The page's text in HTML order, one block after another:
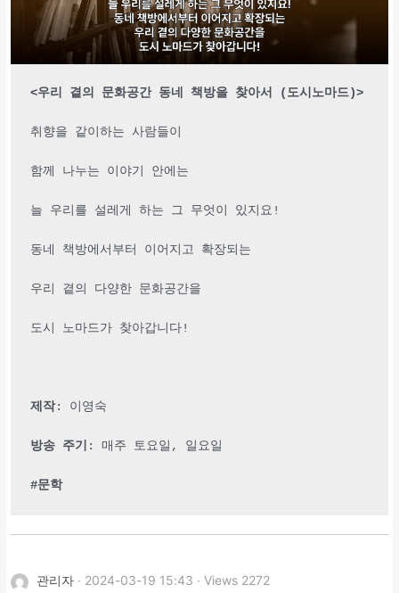
<우리 곁의 문화공간 동네 책방을 찾아서 (도시노마드)>
취향을 같이하는 사람들이
함께 나누는 이야기 안에는
늘 우리를 설레게 하는 그 무엇이 있지요!
동네 책방에서부터 이어지고 확장되는
우리 곁의 다양한 문화공간을
도시 노마드가 찾아갑니다!
제작: 이영숙
방송 주기 : 매주 토요일, 일요일
#문학
관리자 · 2024-03-19 15:43 · Views 2272